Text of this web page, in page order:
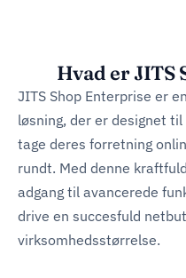
Hvad er JITS
JITS Shop Enterprise er
løsning, der er designet
tage deres forretning
rundt. Med denne
adgang til avancerede
drive en succesfuld
virksomhedsstørrelse.